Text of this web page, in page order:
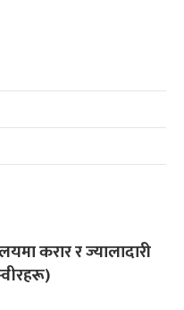
करार र ज्यालादारी